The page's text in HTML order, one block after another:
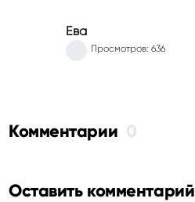
Ева
Просмотров: 636
Комментарии 0
Оставить комментарий